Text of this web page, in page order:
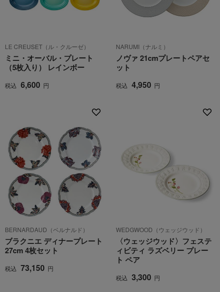
LE CREUSET（ル・クルーゼ）
ミニ・オーバル・プレート
（5枚入り） レインボー
税込 6,600 円
NARUMI（ナルミ）
ノヴァ 21cmプレートペアセ
ット
税込 4,950 円
BERNARDAUD（ベルナルド）
ブラクニエ ディナープレート
27cm 4枚セット
税込 73,150 円
WEDGWOOD（ウェッジウッド）
〈ウェッジウッド〉フェステ
ィビティ ラズベリー プレー
ト ペア
税込 3,300 円